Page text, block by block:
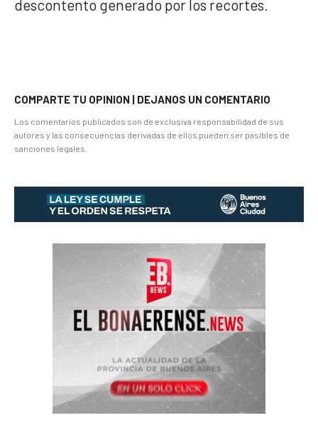
descontento generado por los recortes.
COMPARTE TU OPINION | DEJANOS UN COMENTARIO
Los comentarios publicados son de exclusiva responsabilidad de sus
autores y las consecuencias derivadas de ellos pueden ser pasibles de
sanciones legales.